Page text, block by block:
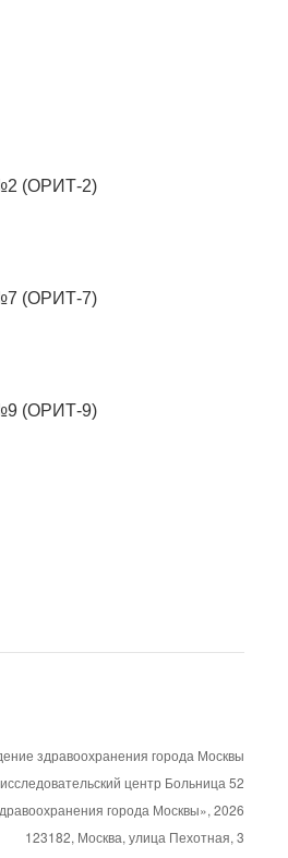
(ОРИТ-2)
(ОРИТ-7)
(ОРИТ-9)
здравоохранения города Москвы
центр Больница 52
города Москвы», 2026
123182, Москва, улица Пехотная, 3